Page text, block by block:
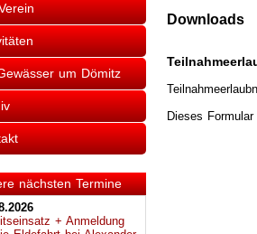
um Dömitz
nächsten Termine
+ Anmeldung
Downloads
Dieses